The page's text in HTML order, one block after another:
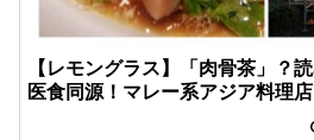
【レモングラス】「肉骨茶」？
医食同源！マレー系アジア料理